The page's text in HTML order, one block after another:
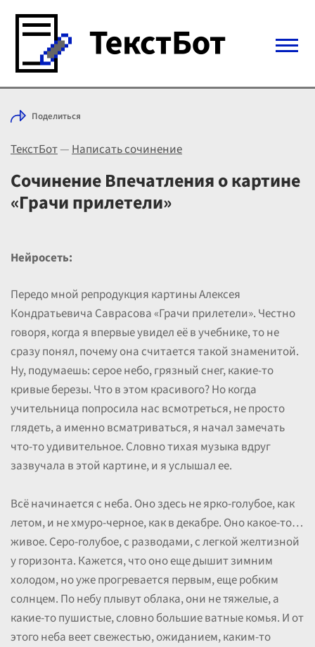
Войти с Telegram
Выбрать режим
Цены
Поделиться
ТекстБот—Написать сочинение
Сочинение Впечатления о картине
«Грачи прилетели»
Нейросеть:
Передо мной репродукция картины Алексея
Кондратьевича Саврасова «Грачи прилетели». Честно
говоря, когда я впервые увидел её в учебнике, то не
сразу понял, почему она считается такой знаменитой.
Ну, подумаешь: серое небо, грязный снег, какие-то
кривые березы. Что в этом красивого? Но когда
учительница попросила нас всмотреться, не просто
глядеть, а именно всматриваться, я начал замечать
что-то удивительное. Словно тихая музыка вдруг
зазвучала в этой картине, и я услышал ее.
Всё начинается с неба. Оно здесь не ярко-голубое, как
летом, и не хмуро-черное, как в декабре. Оно какое-то…
живое. Серо-голубое, с разводами, с легкой желтизной
у горизонта. Кажется, что оно еще дышит зимним
холодом, но уже прогревается первым, еще робким
солнцем. По небу плывут облака, они не тяжелые, а
какие-то пушистые, словно большие ватные комья. И от
этого неба веет свежестью, ожиданием, каким-то